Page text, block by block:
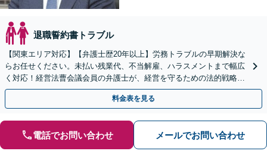
退職誓約書トラブル
【関東エリア対応】【弁護士歴20年以上】労務トラブルの早期解決な
らお任せください。未払い残業代、不当解雇、ハラスメントまで幅広
く対応！経営法曹会議会員の弁護士が、経営を守るための法的戦略を
提案します【夜間や休日相談も対応可能】
料金表を見る
電話でお問い合わせ メールでお問い合わせ